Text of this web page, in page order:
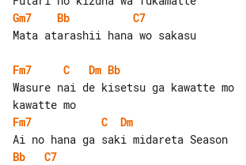
Gm7
Bb
C7
Mata atarashii hana wo sakasu
Fm7 C Dm Bb
Wasure nai de kisetsu ga kawatte
Fm7
C
Dm
Bb
C7